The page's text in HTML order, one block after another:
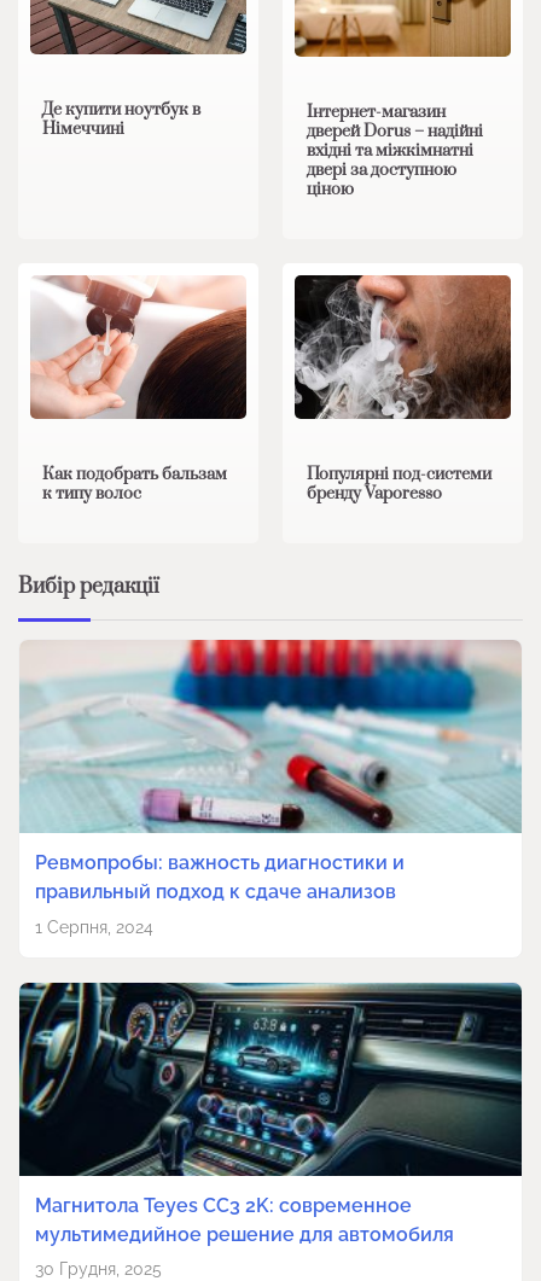
Де купити ноутбук в
Німеччині
Інтернет-магазин
дверей Dorus – надійні
вхідні та міжкімнатні
двері за доступною
ціною
Как подобрать бальзам
к типу волос
Популярні под-системи
бренду Vaporesso
Вибір редакції
Ревмопробы: важность диагностики и
правильный подход к сдаче анализов
1 Серпня, 2024
Магнитола Teyes CC3 2K: современное
мультимедийное решение для автомобиля
30 Грудня, 2025